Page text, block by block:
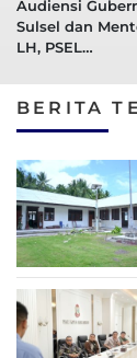
Audiensi
Sulsel dan
LH, PSEL
Ulang
BERITA